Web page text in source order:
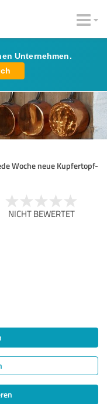
Unternehmen.
Woche neue Kupfertopf-
NICHT BEWERTET